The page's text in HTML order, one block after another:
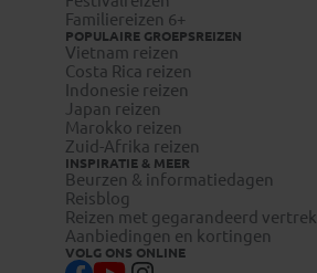
Familiereizen 6+
POPULAIRE GROEPSREIZEN
Vietnam reizen
Costa Rica reizen
Indonesie reizen
Japan reizen
Marokko reizen
Zuid-Afrika reizen
INSPIRATIE & MEER
Beurzen & informatiedagen
Reisblog
Reizen met gegarandeerd vertrek
Aanbiedingen en kortingen
VOLG ONS ONLINE